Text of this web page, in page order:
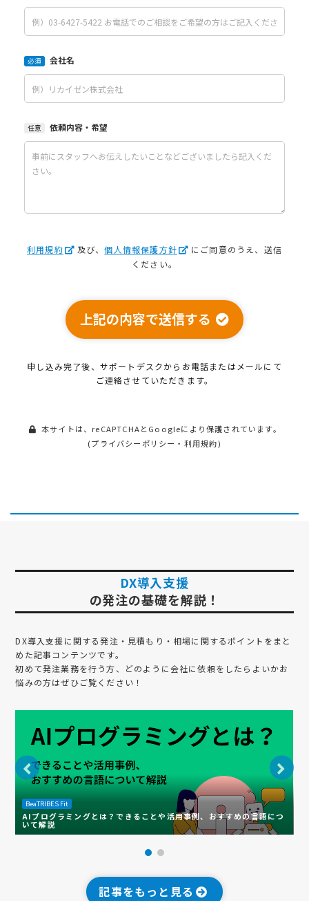
必須 会社名
任意 依頼内容・希望
利用規約 及び、個人情報保護方針
にご同意のうえ、送信
ください。
上記の内容で送信する
申し込み完了後、サポートデスクから お電話またはメールにて
ご連絡させていただきます。
本サイトは、reCAPTCHAとGoogleにより保護されています。
(プライバシーポリシー ・ 利用規約)
DX導入支援
の発注の基礎を解説！
DX導入支援 に関する発注・見積もり・相場に関するポイントをまと
めた記事コンテンツです。
初めて発注業務を行う方、どのように会社に依頼をしたらよいかお
悩みの方はぜひご覧ください！
BeaTRIBES Fit
AIプログラミングとは？できることや活用事例、おすすめの言語につ
いて解説
記事をもっと見る